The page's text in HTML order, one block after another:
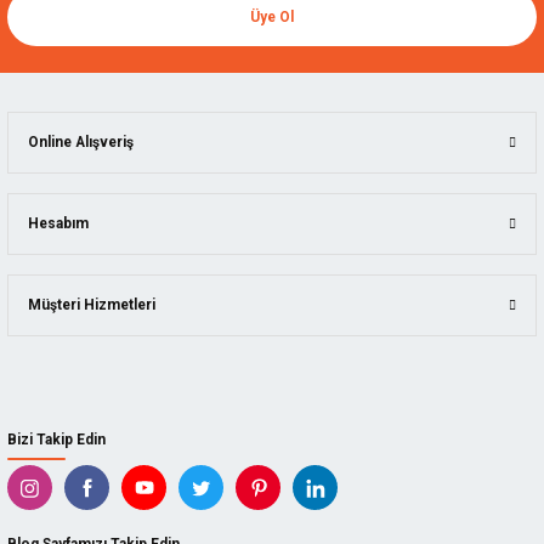
Üye Ol
Bizi Takip Edin
Online Alışveriş
Hesabım
Müşteri Hizmetleri